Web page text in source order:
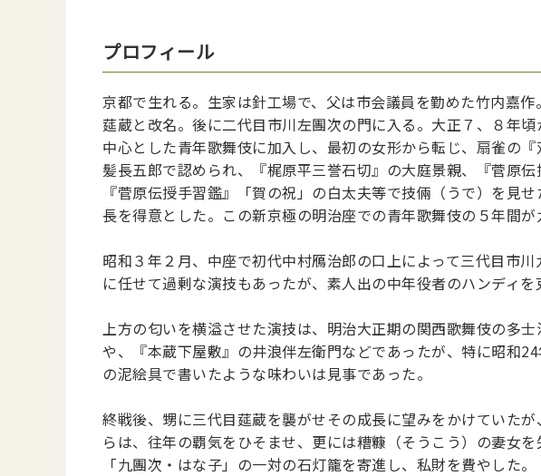
プロフィール
京都で生れる。生家は針工場で、父は市会議員を勤めた竹内嘉
莚蔵と改名。後に二代目市川左團次の門に入る。大正７、８年
中心とした青年歌舞伎に加入し、最初の女形から転じ、扇雀の
髪長五郎で認められ、『梶原平三誉石切』の大庭景親、『菅原
『菅原伝授手習鑑』「賀の祝」の白太夫等で技倆（うで）を見
長を得意とした。この新京極の明治座での青年歌舞伎の５年間
昭和３年２月、中座で初代中村鴈治郎の口上によって三代目市
に任せて過剰な演技もあったが、素人出の中年役者のハンディを
上方の匂いを横溢させた演技は、明治大正期の関西歌舞伎の多
や、『本蔵下屋敷』の井浪伴左衛門などであったが、特に昭和
の泥絵具で書いたような味わいは見事であった。
終戦後、甥に三代目莚蔵を襲がせその成長に望みをかけていた
らは、往年の覇気をひそませ、更には糟糠（そうこう）の妻女
「九團次・はな子」の一対の石灯籠を寄進し、私財を費やした。